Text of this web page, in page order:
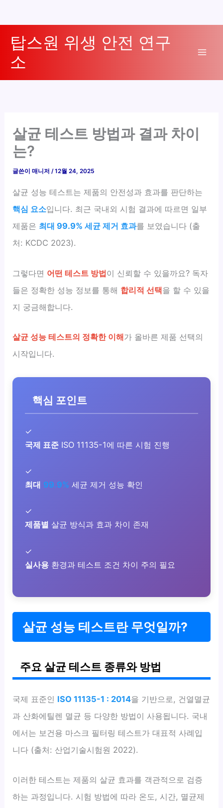
탑스원 위생 안전 연구
소
살균 테스트 방법과 결과 차이
는?
글쓴이매니저/12월 24, 2025
살균 성능 테스트는 제품의 안전성과 효과를 판단하는
핵심 요소입니다. 최근 국내외 시험 결과에 따르면 일부
제품은 최대 99.9% 세균 제거 효과를 보였습니다 (출
처: KCDC 2023).
그렇다면 어떤 테스트 방법이 신뢰할 수 있을까요? 독자
들은 정확한 성능 정보를 통해 합리적 선택을 할 수 있을
지 궁금해합니다.
살균 성능 테스트의 정확한 이해가 올바른 제품 선택의
시작입니다.
핵심 포인트
✓
국제 표준 ISO 11135-1에 따른 시험 진행
✓
최대 99.9% 세균 제거 성능 확인
✓
제품별 살균 방식과 효과 차이 존재
✓
실사용 환경과 테스트 조건 차이 주의 필요
살균 성능 테스트란 무엇일까?
주요 살균 테스트 종류와 방법
국제 표준인 ISO 11135-1 : 2014을 기반으로, 건열멸균
과 산화에틸렌 멸균 등 다양한 방법이 사용됩니다. 국내
에서는 보건용 마스크 필터링 테스트가 대표적 사례입
니다 (출처: 산업기술시험원 2022).
이러한 테스트는 제품의 살균 효과를 객관적으로 검증
하는 과정입니다. 시험 방법에 따라 온도, 시간, 멸균제